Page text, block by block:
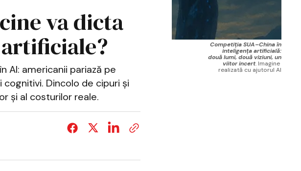
Competiția SUA–China în
inteligența artificială:
două lumi, două viziuni, un
viitor incert. Imagine
realizată cu ajutorul AI
va dicta
AI: americanii pariază pe
Dincolo de cipuri și
și al costurilor reale.